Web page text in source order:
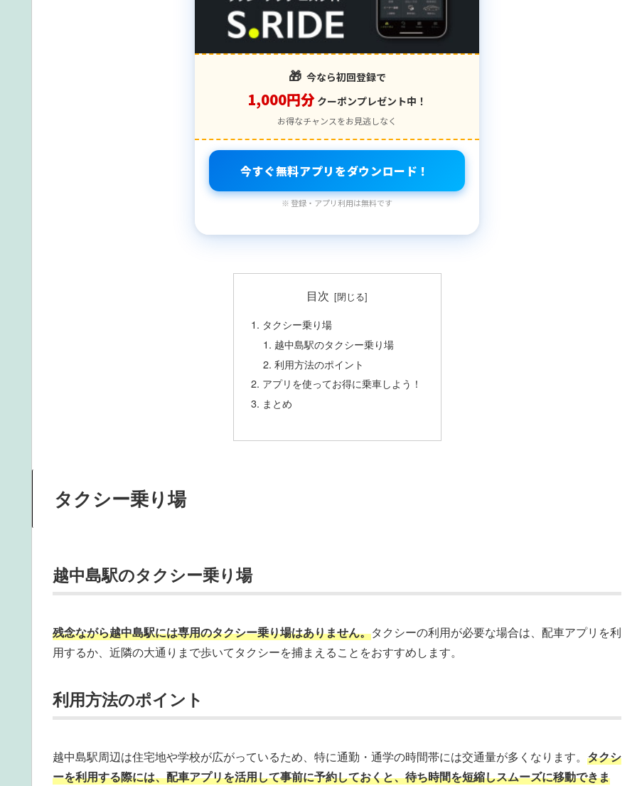
🎁 今なら初回登録で
1,000円分 クーポンプレゼント中！
お得なチャンスをお見逃しなく
今すぐ無料アプリをダウンロード！
※ 登録・アプリ利用は無料です
目次
タクシー乗り場
越中島駅のタクシー乗り場
利用方法のポイント
アプリを使ってお得に乗車しよう！
まとめ
タクシー乗り場
越中島駅のタクシー乗り場
残念ながら越中島駅には専用のタクシー乗り場はありません。タクシーの利用が必要な場合は、配車アプリを利
用するか、近隣の大通りまで歩いてタクシーを捕まえることをおすすめします。
利用方法のポイント
越中島駅周辺は住宅地や学校が広がっているため、特に通勤・通学の時間帯には交通量が多くなります。 タクシ
ーを利用する際には、配車アプリを活用して事前に予約しておくと、待ち時間を短縮しスムーズに移動できま